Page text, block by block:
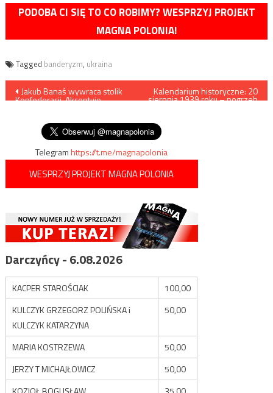
PODOBA CI SIĘ TO CO ROBIMY? WESPRZYJ PROJEKT
MAGNA POLONIA!
Tagged banderyzm, ukraina
Nawigacja
Jakub Banaś wywraca stolik
Konfederacji. Akceptuje
Kalendarium historyczne: 20
sierpnia 1939 roku – pogrzeb
Telegramhttps://t.me/magnapolonia
WESPRZYJ PROJEKT MAGNA POLONIA
Darczyńcy - 6.08.2026
KACPER STAROŚCIAK
100,00
KULCZYK GRZEGORZ POLIŃSKA i
KULCZYK KATARZYNA
50,00
MARIA KOSTRZEWA
50,00
JERZY T MICHAJŁOWICZ
50,00